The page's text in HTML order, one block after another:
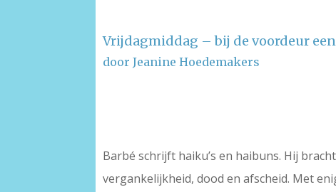
Vrijdagmiddag – bij de voordeur
door Jeanine Hoedemakers
Barbé schrijft haiku’s en haibuns. Hij
vergankelijkheid, dood en afscheid. Met